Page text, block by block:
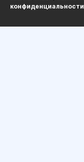
конфиденциальности